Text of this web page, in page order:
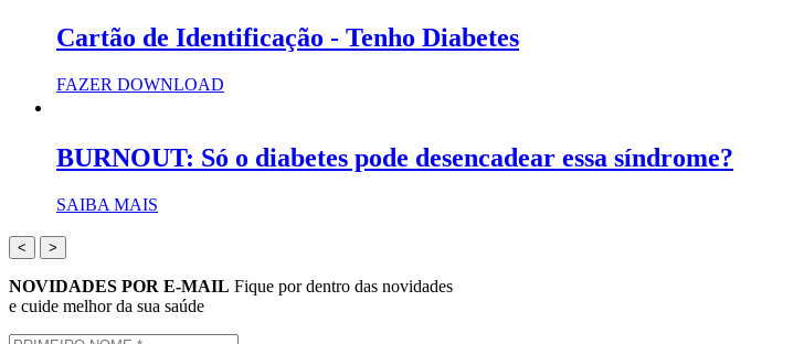
Cartão de Identificação - Tenho Diabetes
FAZER DOWNLOAD
BURNOUT: Só o diabetes pode desencadear essa síndrome?
SAIBA MAIS
< >
NOVIDADES POR E-MAIL Fique por dentro das novidades
e cuide melhor da sua saúde